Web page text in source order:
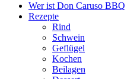
Wer ist Don Caruso BBQ
Rezepte
Rind
Schwein
Geflügel
Kochen
Beilagen